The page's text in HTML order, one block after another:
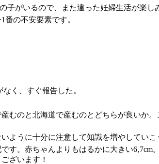
子がいるので、また違った妊婦生活が楽し
の不安要素です。
く、すぐ報告した。
むのと北海道で産むのとどちらが良いか
ように十分に注意して知識を増やしていこ
す。赤ちゃんよりもはるかに大きい
ざいます！